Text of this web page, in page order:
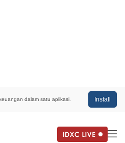
dalam satu aplikasi. Install